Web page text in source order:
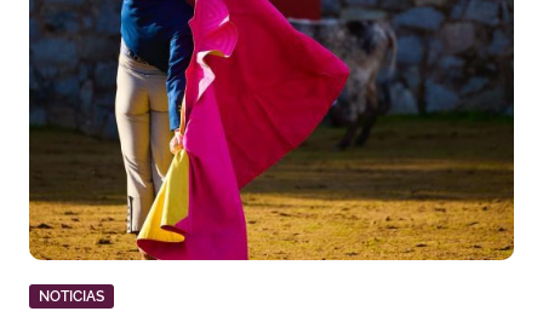
NOTICIAS